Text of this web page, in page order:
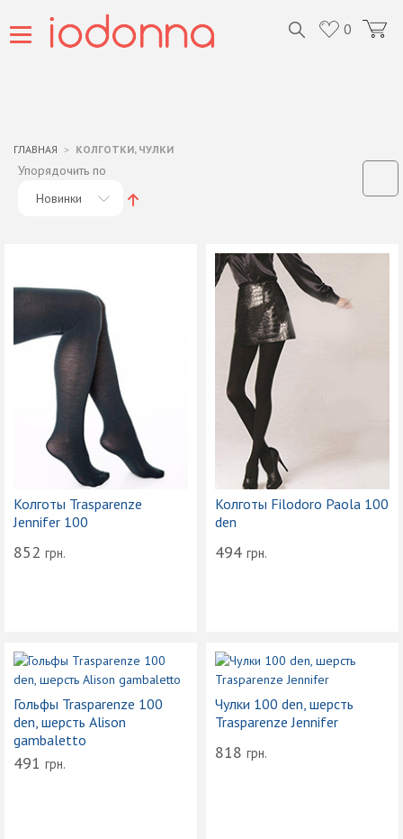
0
ГЛАВНАЯ КОЛГОТКИ, ЧУЛКИ
Упорядочить по
Новинки
Колготы Trasparenze
Jennifer 100
852 грн.
Колготы Filodoro Paola 100
den
494 грн.
Гольфы Trasparenze 100
den, шерсть Alison
gambaletto
491 грн.
Чулки 100 den, шерсть
Trasparenze Jennifer
818 грн.